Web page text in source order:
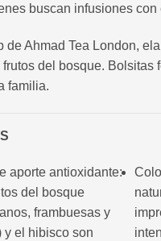
buscan infusiones
de Ahmad Tea London,
del bosque.
familia.
aporte antioxidante:
del bosque
frambuesas y
y el hibisco son